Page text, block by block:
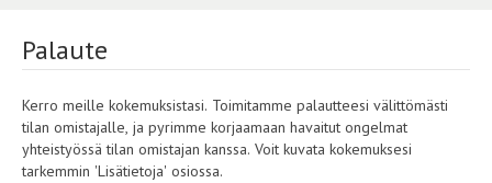
Palaute
Kerro meille kokemuksistasi. Toimitamme palautteesi välittömästi
tilan omistajalle, ja pyrimme korjaamaan havaitut ongelmat
yhteistyössä tilan omistajan kanssa. Voit kuvata kokemuksesi
tarkemmin 'Lisätietoja' osiossa.